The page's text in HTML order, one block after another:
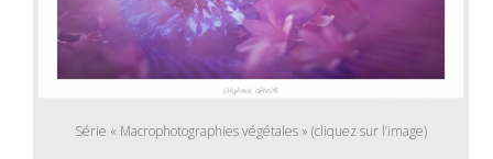
Série « Macrophotographies végétales » (cliquez sur l’image)